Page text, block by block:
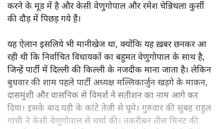
करने के मूड में है और केसी वेणुगोपाल और रमेश चेन्निथला कुर्सी
की दौड़ में पिछड़ गये हैं।
यह ऐलान इसलिये भी मानीखेज था, क्योंकि यह ख़बर छनकर आ
रही थी कि निर्वाचित विधायकों का बहुमत वेणुगोपाल के साथ है,
जिन्हें पार्टी में दिल्ली की किल्ली के नजदीक माना जाता है। लेकिन
बुधवार की शाम पहले पार्टी अध्यक्ष मल्लिकार्जुन खड़गे के माकन,
दासमुंशी और वासनिक से विमर्श ने सतीशन का नाम आगे कर
दिया। इसके बाद घड़ी के कांटे तेजी से घूमे। गुरुवार की सुबह राहुल
गांधी ने केसी वेणुगोपाल से चर्चा की। तकरीबन तीस मिनट की